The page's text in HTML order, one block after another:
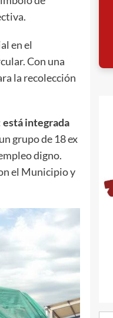
en el
Con una
la recolección
está integrada
grupo de 18 ex
digno.
el Municipio y